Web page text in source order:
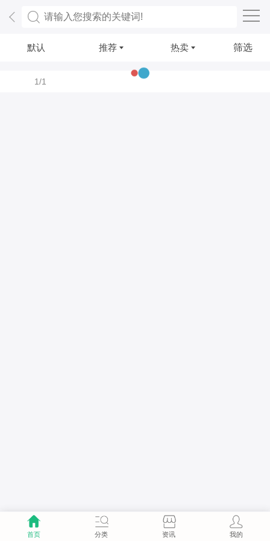
默认 推荐 热卖 筛选
1/1
首页 分类 资讯 我的